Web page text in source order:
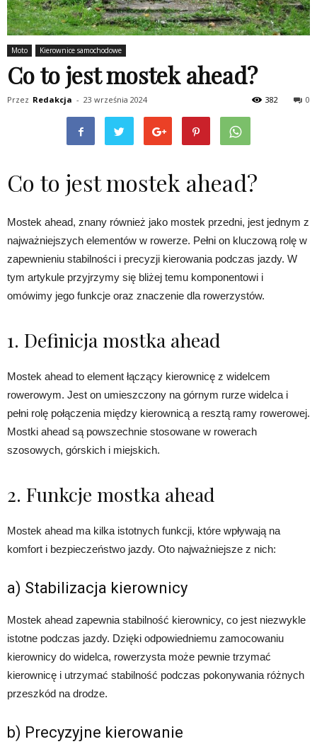
Moto Kierownice samochodowe
Co to jest mostek ahead?
Przez Redakcja - 23 września 2024 0
382
Co to jest mostek ahead?
Mostek ahead, znany również jako mostek przedni, jest jednym z
najważniejszych elementów w rowerze. Pełni on kluczową rolę w
zapewnieniu stabilności i precyzji kierowania podczas jazdy. W
tym artykule przyjrzymy się bliżej temu komponentowi i
omówimy jego funkcje oraz znaczenie dla rowerzystów.
1. Definicja mostka ahead
Mostek ahead to element łączący kierownicę z widelcem
rowerowym. Jest on umieszczony na górnym rurze widelca i
pełni rolę połączenia między kierownicą a resztą ramy rowerowej.
Mostki ahead są powszechnie stosowane w rowerach
szosowych, górskich i miejskich.
2. Funkcje mostka ahead
Mostek ahead ma kilka istotnych funkcji, które wpływają na
komfort i bezpieczeństwo jazdy. Oto najważniejsze z nich:
a) Stabilizacja kierownicy
Mostek ahead zapewnia stabilność kierownicy, co jest niezwykle
istotne podczas jazdy. Dzięki odpowiedniemu zamocowaniu
kierownicy do widelca, rowerzysta może pewnie trzymać
kierownicę i utrzymać stabilność podczas pokonywania różnych
przeszkód na drodze.
b) Precyzyjne kierowanie